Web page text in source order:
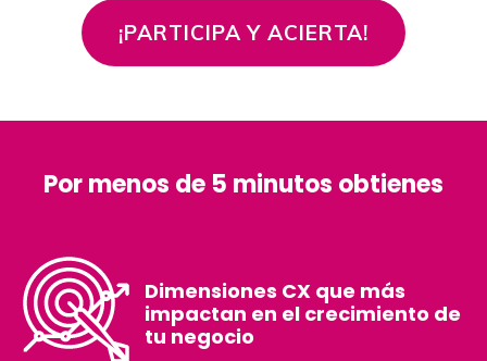
¡PARTICIPA Y ACIERTA!
Por menos de 5 minutos obtienes
Dimensiones CX que más
impactan en el crecimiento de
tu negocio ­